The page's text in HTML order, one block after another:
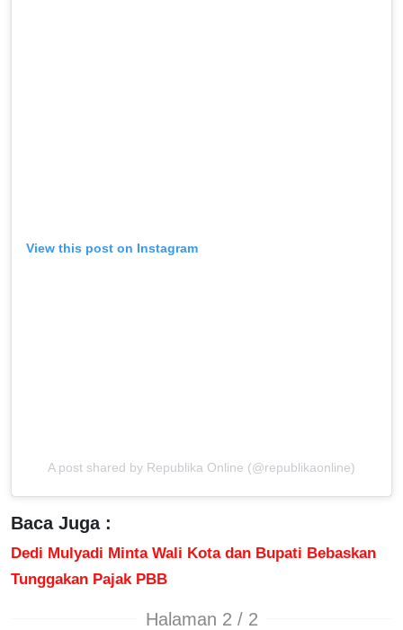
View this post on Instagram
A post shared by Republika Online (@republikaonline)
Baca Juga :
Dedi Mulyadi Minta Wali Kota dan Bupati Bebaskan
Tunggakan Pajak PBB
Halaman 2 / 2